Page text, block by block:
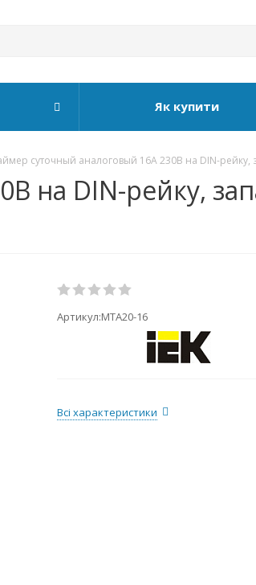
Як купити
суточный аналоговый 16А 230В на DIN-рейку,
на DIN-рейку,
Артикул:MTA20-16
Всі характеристики